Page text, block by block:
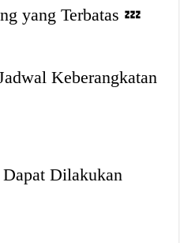
yang Terbatas 💤
Keberangkatan
Dapat Dilakukan